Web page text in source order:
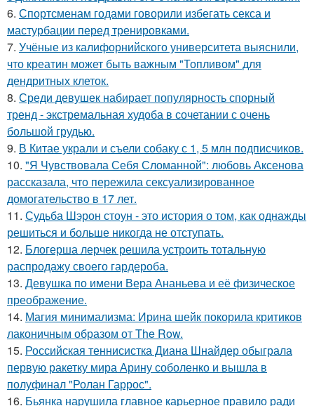
6. Спортсменам годами говорили избегать секса и
мастурбации перед тренировками.
7. Учёные из калифорнийского университета выяснили,
что креатин может быть важным "Топливом" для
дендритных клеток.
8. Среди девушек набирает популярность спорный
тренд - экстремальная худоба в сочетании с очень
большой грудью.
9. В Китае украли и съели собаку с 1, 5 млн подписчиков.
10. "Я Чувствовала Себя Сломанной": любовь Аксенова
рассказала, что пережила сексуализированное
домогательство в 17 лет.
11. Судьба Шэрон стоун - это история о том, как однажды
решиться и больше никогда не отступать.
12. Блогерша лерчек решила устроить тотальную
распродажу своего гардероба.
13. Девушка по имени Вера Ананьева и её физическое
преображение.
14. Магия минимализма: Ирина шейк покорила критиков
лаконичным образом от The Row.
15. Российская теннисистка Диана Шнайдер обыграла
первую ракетку мира Арину соболенко и вышла в
полуфинал "Ролан Гаррос".
16. Бьянка нарушила главное карьерное правило ради